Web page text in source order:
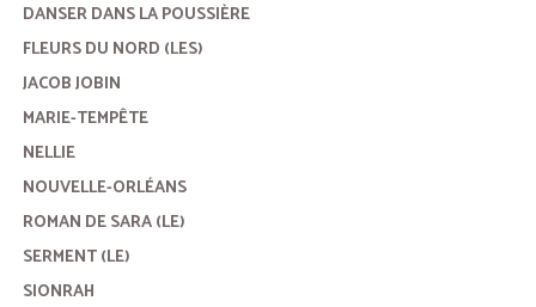
DANSER DANS LA POUSSIÈRE
FLEURS DU NORD (LES)
JACOB JOBIN
MARIE-TEMPÊTE
NELLIE
NOUVELLE-ORLÉANS
ROMAN DE SARA (LE)
SERMENT (LE)
SIONRAH